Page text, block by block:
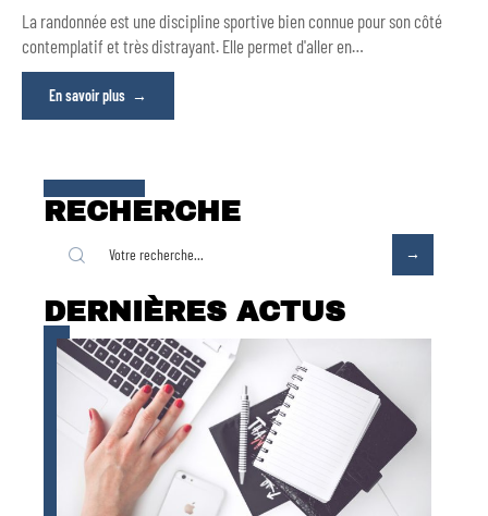
La randonnée est une discipline sportive bien connue pour son côté
contemplatif et très distrayant. Elle permet d'aller en…
En savoir plus
RECHERCHE
DERNIÈRES ACTUS